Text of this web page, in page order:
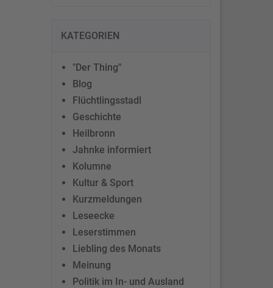
KATEGORIEN
"Der Thing"
Blog
Flüchtlingsstadl
Geschichte
Heilbronn
Jahnke informiert
Kolumne
Kultur & Sport
Kurzmeldungen
Leseecke
Leserstimmen
Liebling des Monats
Meinung
Politik im In- und Ausland